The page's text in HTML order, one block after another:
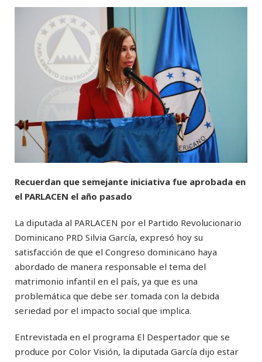
Recuerdan que semejante iniciativa fue aprobada en
el PARLACEN el año pasado
La diputada al PARLACEN por el Partido Revolucionario
Dominicano PRD Silvia García, expresó hoy su
satisfacción de que el Congreso dominicano haya
abordado de manera responsable el tema del
matrimonio infantil en el país, ya que es una
problemática que debe ser tomada con la debida
seriedad por el impacto social que implica.
Entrevistada en el programa El Despertador que se
produce por Color Visión, la diputada García dijo estar